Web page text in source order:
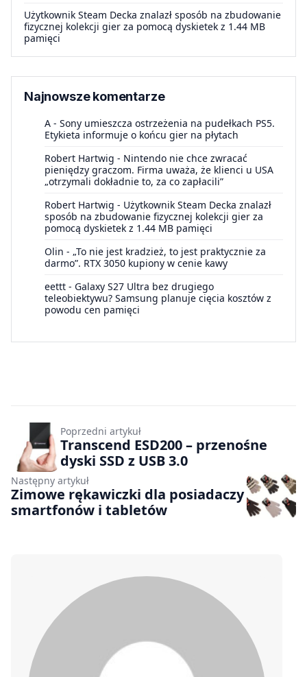
Użytkownik Steam Decka znalazł sposób na zbudowanie
fizycznej kolekcji gier za pomocą dyskietek z 1.44 MB
pamięci
Najnowsze komentarze
A - Sony umieszcza ostrzeżenia na pudełkach PS5.
Etykieta informuje o końcu gier na płytach
Robert Hartwig - Nintendo nie chce zwracać
pieniędzy graczom. Firma uważa, że klienci u USA
„otrzymali dokładnie to, za co zapłacili”
Robert Hartwig - Użytkownik Steam Decka znalazł
sposób na zbudowanie fizycznej kolekcji gier za
pomocą dyskietek z 1.44 MB pamięci
Olin - „To nie jest kradzież, to jest praktycznie za
darmo”. RTX 3050 kupiony w cenie kawy
eettt - Galaxy S27 Ultra bez drugiego
teleobiektywu? Samsung planuje cięcia kosztów z
powodu cen pamięci
Poprzedni artykuł
Transcend ESD200 – przenośne
dyski SSD z USB 3.0
Następny artykuł
Zimowe rękawiczki dla posiadaczy
smartfonów i tabletów